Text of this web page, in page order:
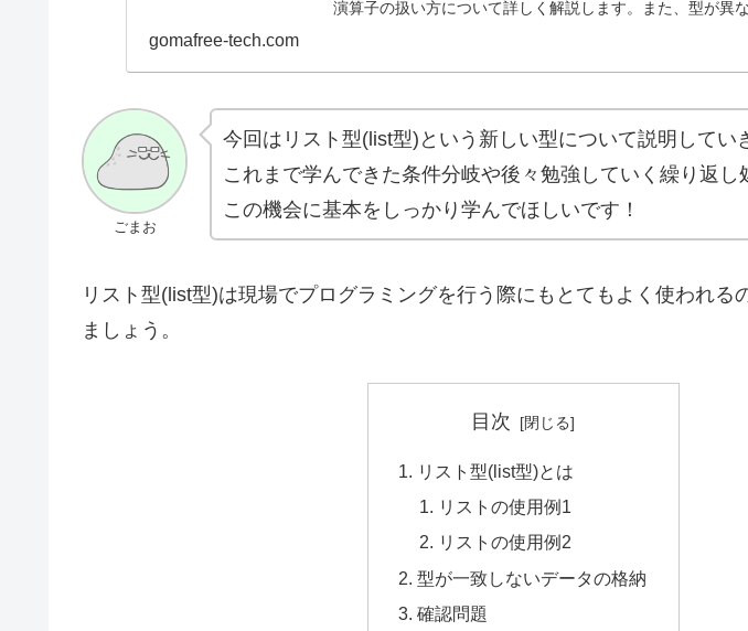
演算子の扱い方について詳しく解説します。また、型が異
gomafree-tech.com
ごまお
今回はリスト型(list型)という新しい型について説明してい
これまで学んできた条件分岐や後々勉強していく繰り返し
この機会に基本をしっかり学んでほしいです！
リスト型(list型)は現場でプログラミングを行う際にもとてもよく使われる
ましょう。
目次
リスト型(list型)とは
リストの使用例1
リストの使用例2
型が一致しないデータの格納
確認問題